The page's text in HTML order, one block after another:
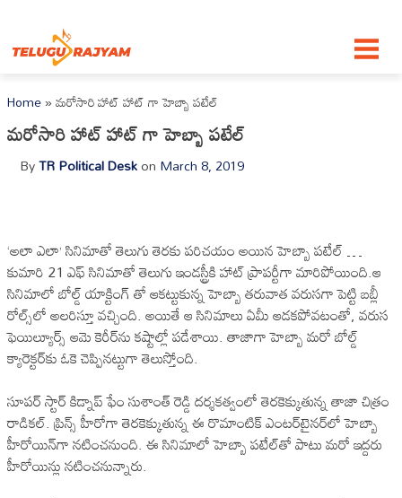
Home»మరోసారి హాట్ హాట్ గా హెబ్బా పటేల్
మరోసారి హాట్ హాట్ గా హెబ్బా పటేల్
ByTR Political Deskon March 8, 2019
‘అలా ఎలా’ సినిమాతో తెలుగు తెరకు పరిచయం అయిన హెబ్బా పటేల్‌ …
కుమారి 21 ఎఫ్ సినిమాతో తెలుగు ఇండస్ట్రీకి హాట్ ప్రాపర్టీగా మారిపోయింది.ఆ
సినిమాలో బోల్డ్ యాక్టింగ్ తో ఆకట్టుకున్న హెబ్బా తరువాత వరుసగా పెట్టి బబ్లీ
రోల్స్‌లో అలరిస్తూ వచ్చింది. అయితే ఆ సినిమాలు ఏమీ ఆడకపోవటంతో, వరుస
ఫెయిల్యూర్స్ ఆమె కెరీర్‌ను కష్టాల్లో పడేశాయి. తాజాగా హెబ్బా మరో బోల్డ్
క్యారెక్టర్‌కు ఓకె చెప్పినట్టుగా తెలుస్తోంది.
సూపర్‌ స్టార్ కిడ్నాప్‌ ఫేం సుశాంత్‌ రెడ్డి దర్శకత్వంలో తెరకెక్కుతున్న తాజా చిత్రం
రాడికల్‌. ప్రిన్స్‌ హీరోగా తెరకెక్కుతున్న ఈ రొమాంటిక్‌ ఎంటర్‌టైనర్‌లో హెబ్బా
హీరోయిన్‌గా నటించనుంది. ఈ సినిమాలో హెబ్బా పటేల్‌తో పాటు మరో ఇద్దరు
హీరోయిన్లు నటించనున్నారు.